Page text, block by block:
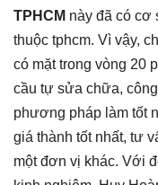
TPHCM này đã có cơ
thuộc tphcm. Vì vậy,
có mặt trong vòng 20
cầu tự sửa chữa,
phương pháp làm tốt
giá thành tốt nhất, tư
một đơn vị khác. Với